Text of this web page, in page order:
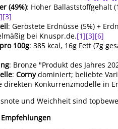
(49%): Hoher Ballaststoffgehalt
[3]
: Geröstete Erdnüsse (5%) +
bei Knuspr.de.[1][3][6]
100g: 385 kcal, 16g Fett (7g
: Bronze "Produkt des Jahres
: Cornydominiert; beliebte
direkten Konkurrenzmodelle in
und Weichheit sind